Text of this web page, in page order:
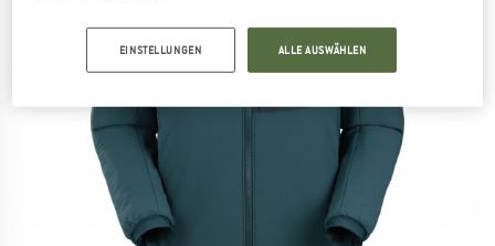
EINSTELLUNGEN ALLE AUSWÄHLEN